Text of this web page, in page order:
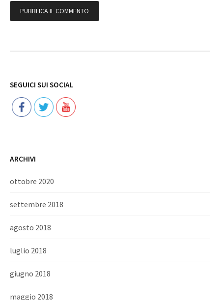
SEGUICI SUI SOCIAL
ARCHIVI
ottobre 2020
settembre 2018
agosto 2018
luglio 2018
giugno 2018
maggio 2018